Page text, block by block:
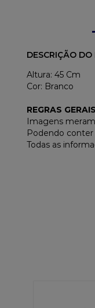
DESCRIÇÃO
Altura: 45 Cm
Cor: Branco
REGRAS GERAIS
Imagens
Podendo
Todas as